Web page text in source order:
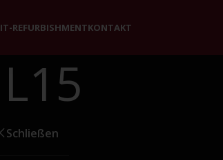
IT-REFURBISHMENTKONTAKT
L15
Schließen